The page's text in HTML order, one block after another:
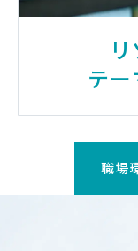
テ
職場